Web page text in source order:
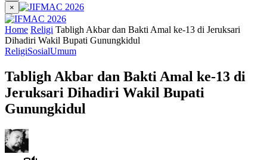
×
Home Religi Tabligh Akbar dan Bakti Amal ke-13 di Jeruksari
Dihadiri Wakil Bupati Gunungkidul
ReligiSosialUmum
Tabligh Akbar dan Bakti Amal ke-13 di
Jeruksari Dihadiri Wakil Bupati
Gunungkidul